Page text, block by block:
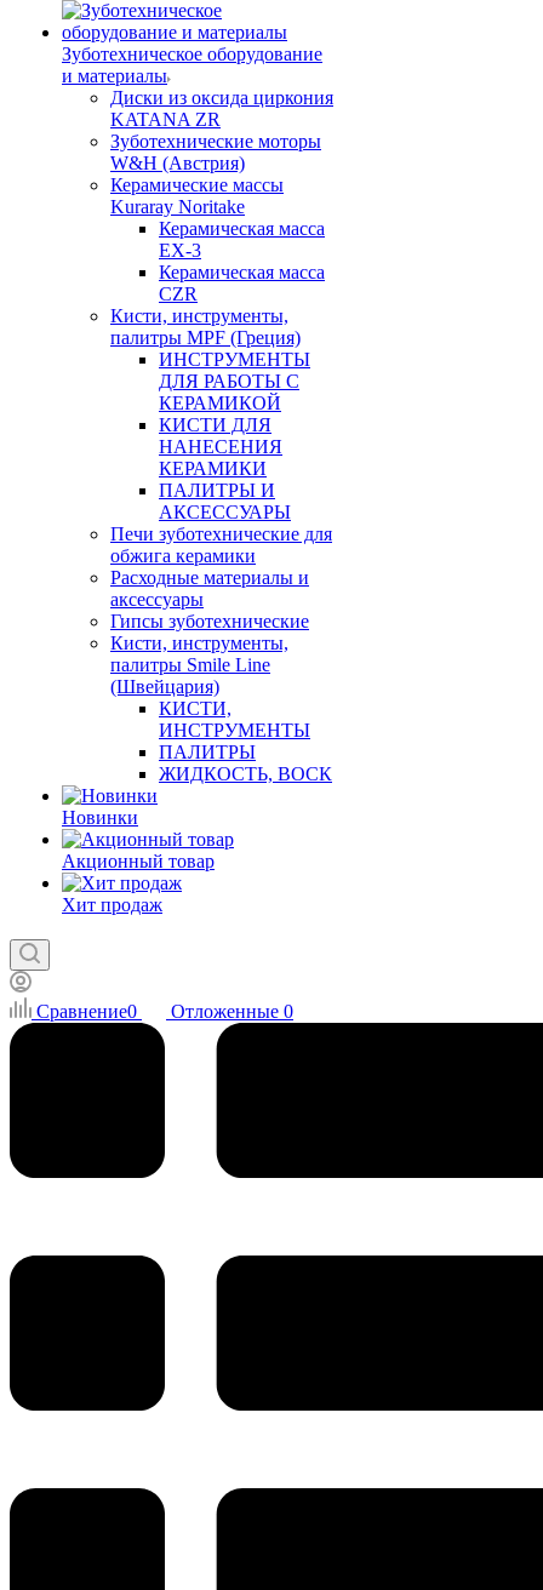
Зуботехническое оборудование
и материалы
Диски из оксида циркония
KATANA ZR
Зуботехнические моторы
W&H (Австрия)
Керамические массы
Kuraray Noritake
Керамическая масса
EX-3
Керамическая масса
CZR
Кисти, инструменты,
палитры MPF (Греция)
ИНСТРУМЕНТЫ
ДЛЯ РАБОТЫ С
КЕРАМИКОЙ
КИСТИ ДЛЯ
НАНЕСЕНИЯ
КЕРАМИКИ
ПАЛИТРЫ И
АКСЕССУАРЫ
Печи зуботехнические для
обжига керамики
Расходные материалы и
аксессуары
Гипсы зуботехнические
Кисти, инструменты,
палитры Smile Line
(Швейцария)
КИСТИ,
ИНСТРУМЕНТЫ
ПАЛИТРЫ
ЖИДКОСТЬ, ВОСК
Новинки
Акционный товар
Хит продаж
Сравнение0 Отложенные 0